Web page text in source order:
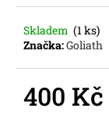
Skladem (1 ks)
Značka:Goliath
400 Kč
o
p
o